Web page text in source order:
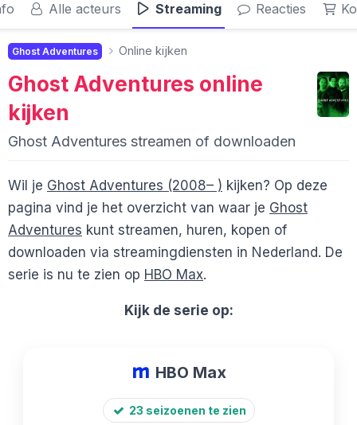
Alle acteurs Streaming Reacties
Ghost Adventures Online kijken
Ghost Adventures online
kijken
Ghost Adventures streamen of downloaden
Wil je Ghost Adventures (2008– ) kijken? Op deze
pagina vind je het overzicht van waar je Ghost
Adventures kunt streamen, huren, kopen of
downloaden via streamingdiensten in Nederland. De
serie is nu te zien op HBO Max.
Kijk de serie op:
HBO Max
23 seizoenen te zien